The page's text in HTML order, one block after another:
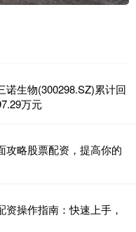
诺生物(300298.SZ)累计回
万元
攻略股票配资，提高你的
操作指南：快速上手，